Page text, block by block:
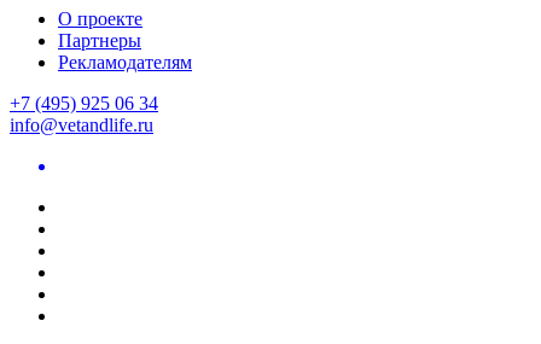
О проекте
Партнеры
Рекламодателям
+7 (495) 925 06 34
info@vetandlife.ru